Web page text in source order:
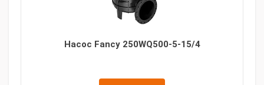
Насос Fancy 250WQ500-5-15/4